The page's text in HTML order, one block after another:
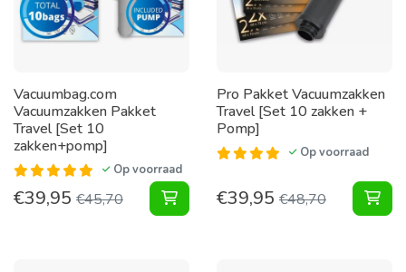
Vacuumbag.com
Vacuumzakken Pakket
Travel [Set 10
zakken+pomp]
Op voorraad
€39,95 €45,70 Vacuumzakken Pakket Travel [Set
Pro Pakket Vacuumzakken
Travel [Set 10 zakken +
Pomp]
Op voorraad
€39,95 €48,70